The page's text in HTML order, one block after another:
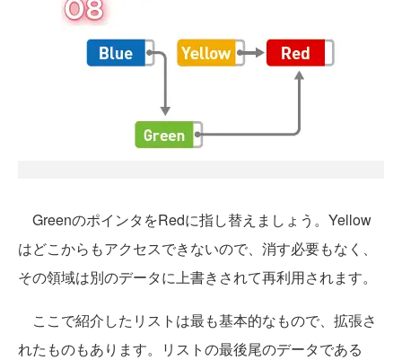
GreenのポインタをRedに指し替えましょう。Yellow
はどこからもアクセスできないので、消す必要もなく、
その領域は別のデータに上書きされて再利用されます。
ここで紹介したリストは最も基本的なもので、拡張さ
れたものもあります。リストの最後尾のデータである